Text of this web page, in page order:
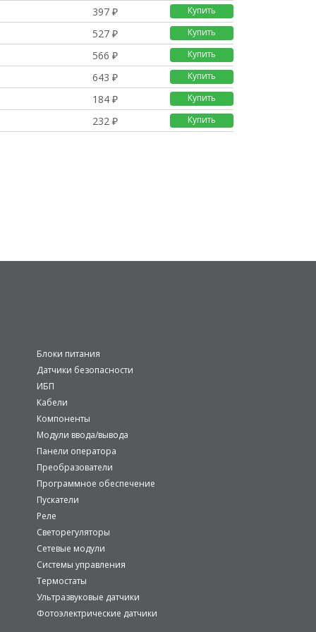
397 ₽ Купить
527 ₽ Купить
566 ₽ Купить
643 ₽ Купить
184 ₽ Купить
232 ₽ Купить
Блоки питания
Датчики безопасности
ИБП
Кабели
Компоненты
Модули ввода/вывода
Панели оператора
Преобразователи
Программное обеспечение
Пускатели
Реле
Светорегуляторы
Сетевые модули
Системы управления
Термостаты
Ультразвуковые датчики
Фотоэлектрические датчики